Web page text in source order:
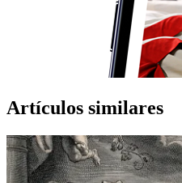
Artículos similares